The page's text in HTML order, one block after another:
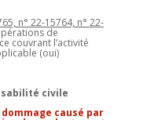
n° 22-15764, n° 22-
de
couvrant l’activité
(oui)
civile
causé par